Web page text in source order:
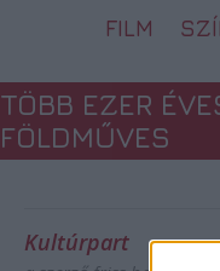
FILM
TÖBB EZER
FÖLDMŰVES
Kultúrpart